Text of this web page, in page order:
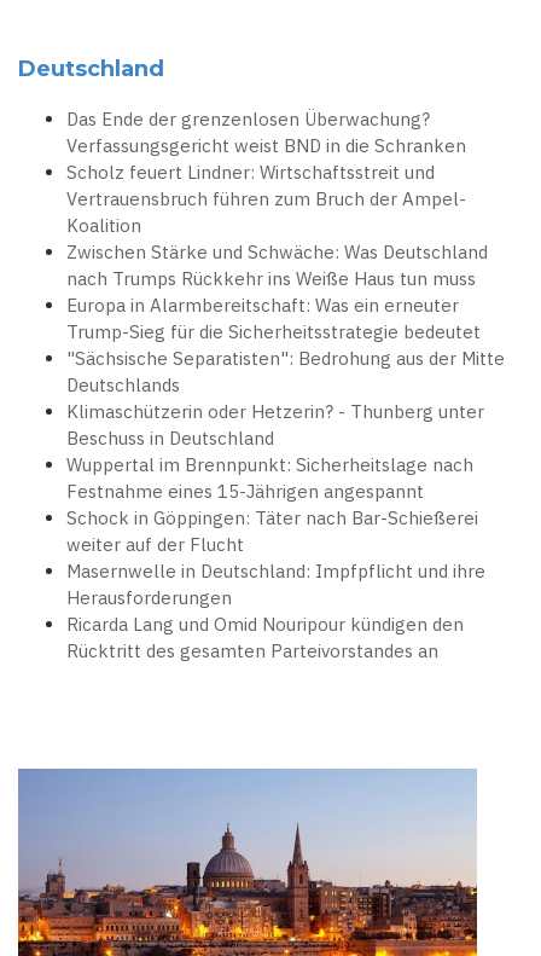
Deutschland
Das Ende der grenzenlosen Überwachung?
Verfassungsgericht weist BND in die Schranken
Scholz feuert Lindner: Wirtschaftsstreit und
Vertrauensbruch führen zum Bruch der Ampel-
Koalition
Zwischen Stärke und Schwäche: Was Deutschland
nach Trumps Rückkehr ins Weiße Haus tun muss
Europa in Alarmbereitschaft: Was ein erneuter
Trump-Sieg für die Sicherheitsstrategie bedeutet
"Sächsische Separatisten": Bedrohung aus der Mitte
Deutschlands
Klimaschützerin oder Hetzerin? - Thunberg unter
Beschuss in Deutschland
Wuppertal im Brennpunkt: Sicherheitslage nach
Festnahme eines 15-Jährigen angespannt
Schock in Göppingen: Täter nach Bar-Schießerei
weiter auf der Flucht
Masernwelle in Deutschland: Impfpflicht und ihre
Herausforderungen
Ricarda Lang und Omid Nouripour kündigen den
Rücktritt des gesamten Parteivorstandes an